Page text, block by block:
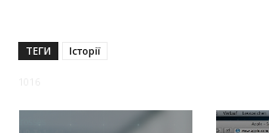
ТЕГИ Історії